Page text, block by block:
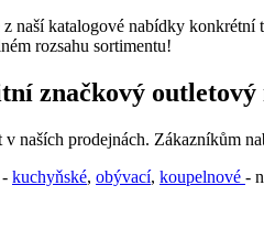
naší katalogové nabídky konkrétní
rozsahu sortimentu!
značkový outletový
naších prodejnách. Zákazníkům
- kuchyňské, obývací, koupelnové -